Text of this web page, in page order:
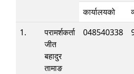
कार्यालयको
1.
परामर्शकर्ता
जीत
बहादुर
तामाङ
048540338